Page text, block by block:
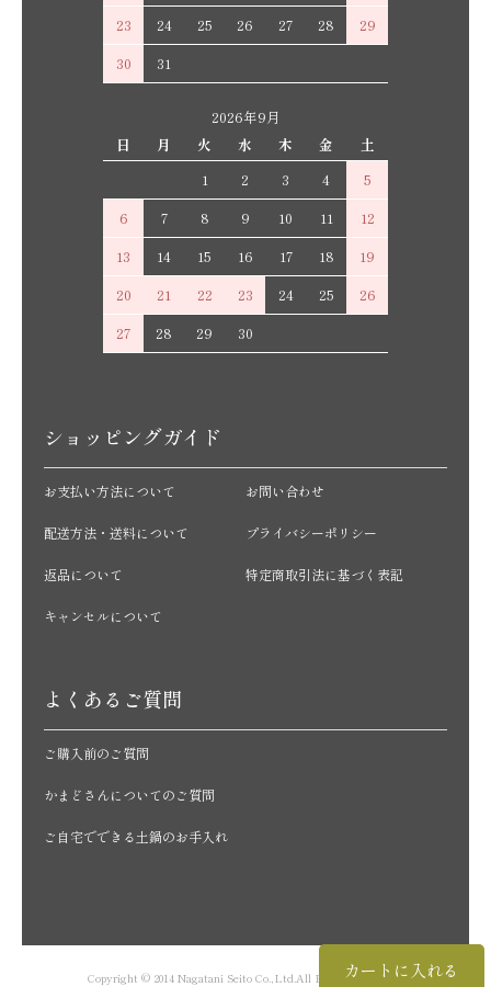
カートに入れる
23
24 25 26 27 28
29
30
31
2026年9月
日
月 火 水 木 金
土
1
2 3 4
5
6
7 8 9 10 11
12
13
14 15 16 17 18
19
20
21 22 23 24 25
26
27
28 29 30
ショッピングガイド
お支払い方法について
配送方法・送料について
返品について
キャンセルについて
お問い合わせ
プライバシーポリシー
特定商取引法に基づく表記
よくあるご質問
ご購入前のご質問
かまどさんについてのご質問
ご自宅でできる土鍋のお手入れ
Copyright © 2014 Nagatani Seito Co.,Ltd.All Rights Reserved.